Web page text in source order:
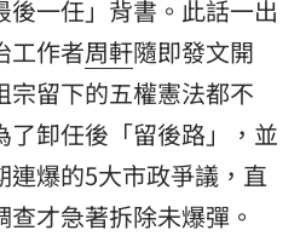
一任」背書。此話一出
工作者周軒隨即發文開
留下的五權憲法都不
了卸任後「留後路」，並
連爆的5大市政爭議，直
才急著拆除未爆彈。